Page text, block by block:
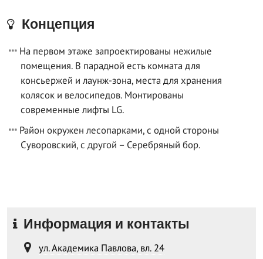
Концепция
На первом этаже запроектированы нежилые
помещения. В парадной есть комната для
консьержей и лаунж-зона, места для хранения
колясок и велосипедов. Монтированы
современные лифты LG.
Район окружен лесопарками, с одной стороны
Суворовский, с другой – Серебряный бор.
Информация и контакты
ул. Академика Павлова, вл. 24